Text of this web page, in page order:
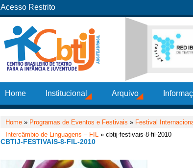
Acesso Restrito
Home Institucional Arquivo
Home » Programas de Eventos e Festivais » Festival
Intercâmbio de Linguagens – FIL » cbtij-festivais-8-fil-2010
CBTIJ-FESTIVAIS-8-FIL-2010